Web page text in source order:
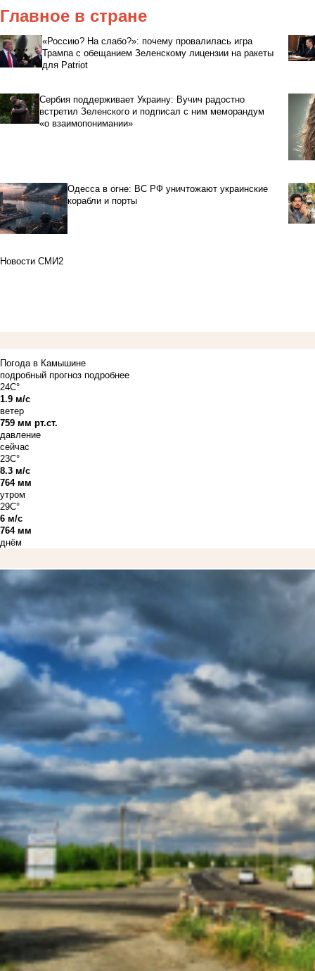
Главное в стране
«Россию? На слабо?»: почему провалилась игра
Трампа с обещанием Зеленскому лицензии на ракеты
для Patriot
Сербия поддерживает Украину: Вучич радостно
встретил Зеленского и подписал с ним меморандум
«о взаимопонимании»
Одесса в огне: ВС РФ уничтожают украинские
корабли и порты
Новости СМИ2
Погода в Камышине
подробный прогноз подробнее
24C°
1.9 м/с
ветер
759 мм рт.ст.
давление
сейчас
23C°
8.3 м/с
764 мм
утром
29C°
6 м/с
764 мм
днём